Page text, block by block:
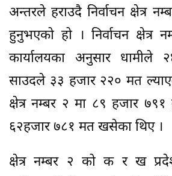
अन्तरले हराउदै निर्वाचन क्षेत्र
हुनुभएको हो । निर्वाचन क्षेत्र
कार्यालयका अनुसार धामीले
साउदले ३३ हजार २२० मत
क्षेत्र नम्बर २ मा ८९ हजार
६२हजार ७८१ मत खसेका थिए ।
क्षेत्र नम्बर २ को क र ख